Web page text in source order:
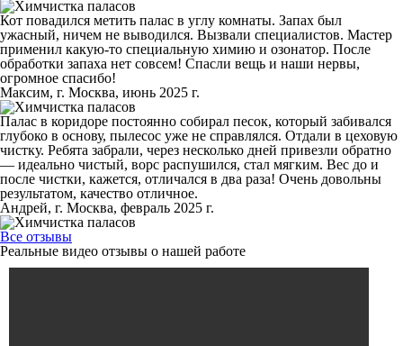
Кот повадился метить палас в углу комнаты. Запах был
ужасный, ничем не выводился. Вызвали специалистов. Мастер
применил какую-то специальную химию и озонатор. После
обработки запаха нет совсем! Спасли вещь и наши нервы,
огромное спасибо!
Максим, г. Москва, июнь 2025 г.
Палас в коридоре постоянно собирал песок, который забивался
глубоко в основу, пылесос уже не справлялся. Отдали в цеховую
чистку. Ребята забрали, через несколько дней привезли обратно
— идеально чистый, ворс распушился, стал мягким. Вес до и
после чистки, кажется, отличался в два раза! Очень довольны
результатом, качество отличное.
Андрей, г. Москва, февраль 2025 г.
Все отзывы
Реальные видео отзывы о нашей работе